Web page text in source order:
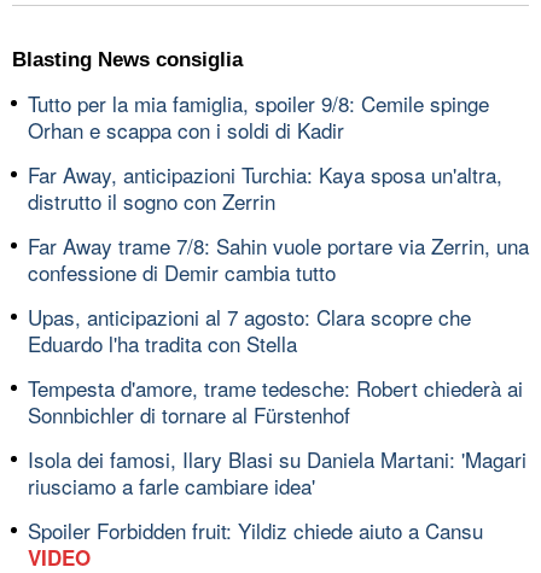
Blasting News consiglia
Tutto per la mia famiglia, spoiler 9/8: Cemile spinge
Orhan e scappa con i soldi di Kadir
Far Away, anticipazioni Turchia: Kaya sposa un'altra,
distrutto il sogno con Zerrin
Far Away trame 7/8: Sahin vuole portare via Zerrin, una
confessione di Demir cambia tutto
Upas, anticipazioni al 7 agosto: Clara scopre che
Eduardo l'ha tradita con Stella
Tempesta d'amore, trame tedesche: Robert chiederà ai
Sonnbichler di tornare al Fürstenhof
Isola dei famosi, Ilary Blasi su Daniela Martani: 'Magari
riusciamo a farle cambiare idea'
Spoiler Forbidden fruit: Yildiz chiede aiuto a Cansu
VIDEO